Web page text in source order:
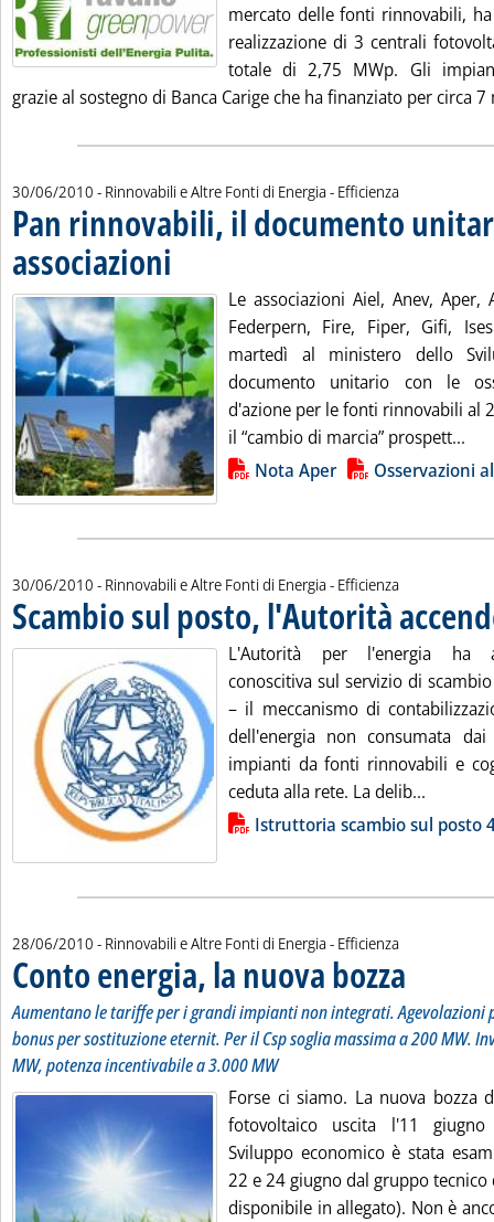
mercato delle fonti rinnovabili,
realizzazione di 3 centrali
totale di 2,75 MWp. Gli
grazie al sostegno di Banca Carige che ha finanziato per circa
30/06/2010 - Rinnovabili e Altre Fonti di Energia - Efficienza
Pan rinnovabili, il documento
associazioni
Le associazioni Aiel, Anev, Aper,
Federpern, Fire, Fiper, Gifi,
martedì al ministero dello
documento unitario con le
d'azione per le fonti rinnovabili al
il “cambio di marcia” prospett...
Lista allegati PDF alla notizia
Nota Aper Osservazioni
30/06/2010 - Rinnovabili e Altre Fonti di Energia - Efficienza
Scambio sul posto, l'Autorità
L'Autorità per l'energia ha
conoscitiva sul servizio di
– il meccanismo di
dell'energia non consumata
impianti da fonti rinnovabili e
ceduta alla rete. La delib...
Lista allegati PDF alla notiziaIstruttoria scambio sul posto
28/06/2010 - Rinnovabili e Altre Fonti di Energia - Efficienza
Conto energia, la nuova bozza
Aumentano le tariffe per i grandi impianti non integrati. Agevolazioni
bonus per sostituzione eternit. Per il Csp soglia massima a 200 MW.
MW, potenza incentivabile a 3.000 MW
Forse ci siamo. La nuova bozza
fotovoltaico uscita l'11
Sviluppo economico è stata
22 e 24 giugno dal gruppo tecnico
disponibile in allegato). Non è